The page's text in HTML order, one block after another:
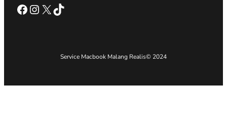
Facebook Instagram X TikTok
Service Macbook Malang Realis© 2024